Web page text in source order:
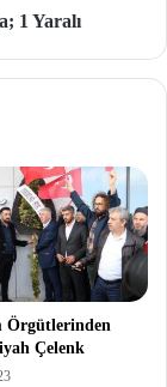
1 Yaralı
Örgütlerinden
Çelenk